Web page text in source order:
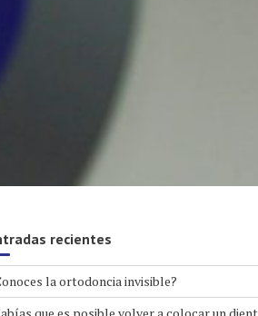
recientes
la ortodoncia invisible?